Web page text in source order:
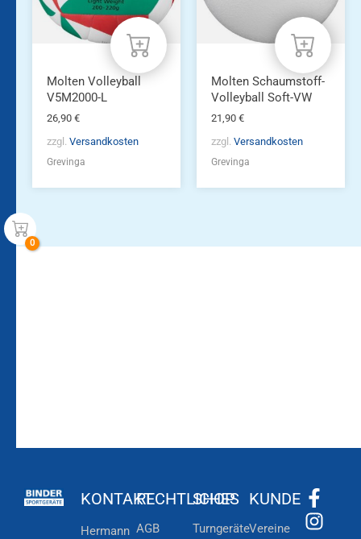
Molten Volleyball
V5M2000-L
26,90 €
zzgl. Versandkosten
Grevinga
Molten Schaumstoff-
Volleyball Soft-VW
21,90 €
zzgl. Versandkosten
Grevinga
KONTAKT
Hermann
RECHTLICHES
AGB
SHOP
Turngeräte
KUNDE
Vereine